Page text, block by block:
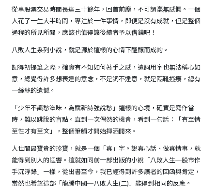
從事股票交易時間長達三十餘年，回首前塵，不可謂毫無感慨。一個
人花了一生大半時間，專注於一件事情，即便是沒有成就，但是整個
過程的所見所聞，應該也值得讓後續者予以借鏡吧！
八敗人生系列小說，就是源於這樣的心情下醞釀而成的。
記得初提筆之際，確實有不知如何著手之感，遣詞用字也無法稱心如
意，總覺得許多想表達的意念，不是詞不達意，就是隔靴搔癢，總有
一絲絲的遺憾。
「少年不識愁滋味，為賦新詩強說愁」這樣的心境，確實是寫作當
時，難以跳脫的盲點。直到一次偶然的機會，看到一句話：「有至情
至性才有至文」，整個筆觸才開始揮洒開來。
人世間最寶貴的珍寶，就是一個「真」字。說真心話、做真情事，就
能得到別人的迴響。這就如同前一部出版的小說「八敗人生─股市作
手沉浮錄」一樣，從出書至今，我已經得到許多讀者的回函與肯定，
當然也希望這部「龍騰中國─八敗人生(二)」能得到相同的反應。